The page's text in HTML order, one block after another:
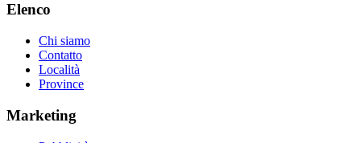
Elenco
Chi siamo
Contatto
Località
Province
Marketing